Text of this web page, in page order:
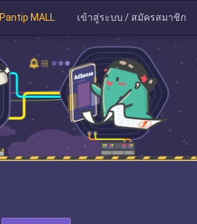
Pantip MALL เข้าสู่ระบบ / สมัครสมาชิก